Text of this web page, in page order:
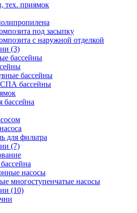
тех. приямок
под засыпку
с наружной отделкой
(3)
бассейны
бассейны
бассейны
бассейна
для фильтра
(7)
насосы
многоступенчатые насосы
(10)